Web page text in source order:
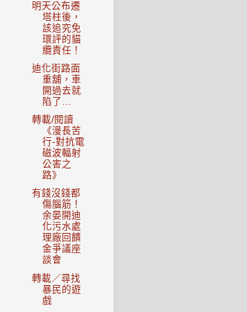
明天公布遷
塔柱後，
該追究免
環評的貓
纜責任！
迪化街路面
重舖，車
開過去就
陷了…
轉載/閱讀
《漫長苦
行-對抗電
磁波輻射
公害之
路》
有錢沒錢都
傷腦筋！
余晏開迪
化污水處
理廠回饋
金爭議座
談會
轉載／尋找
暴民的遊
戲